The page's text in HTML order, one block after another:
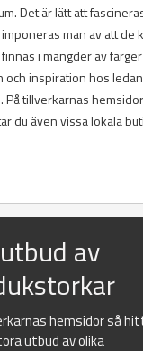
Det är lätt att
man av att de
i mängder av
och inspiration hos
På tillverkarnas
du även vissa lokala
av
hemsidor så
utbud av olika